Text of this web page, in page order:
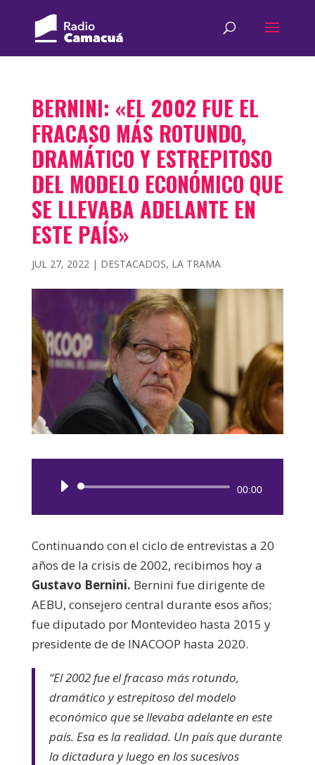
BERNINI: «EL 2002 FUE EL
FRACASO MÁS ROTUNDO,
DRAMÁTICO Y ESTREPITOSO
DEL MODELO ECONÓMICO QUE
SE LLEVABA ADELANTE EN
ESTE PAÍS»
JUL 27, 2022| DESTACADOS, LA TRAMA
Reproductor
00:00
Continuando con el ciclo de entrevistas a 20
años de la crisis de 2002, recibimos hoy a
Gustavo Bernini. Bernini fue dirigente de
AEBU, consejero central durante esos años;
fue diputado por Montevideo hasta 2015 y
presidente de de INACOOP hasta 2020.
“El 2002 fue el fracaso más rotundo,
dramático y estrepitoso del modelo
económico que se llevaba adelante en este
país. Esa es la realidad. Un país que durante
la dictadura y luego en los sucesivos